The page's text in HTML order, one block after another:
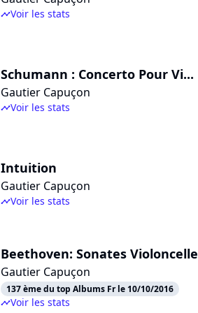
timelineVoir les stats
Schumann : Concerto Pour Vi...
Gautier Capuçon
timelineVoir les stats
Intuition
Gautier Capuçon
timelineVoir les stats
Beethoven: Sonates Violoncelle
Gautier Capuçon
137 ème du top Albums Fr le 10/10/2016
timelineVoir les stats